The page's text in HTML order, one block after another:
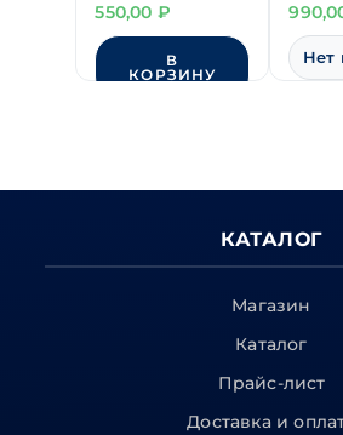
пласт. ручкой
"MATRIX"
550,00 ₽
В
КОРЗИНУ
Нет
КАТАЛОГ
Магазин
Каталог
Прайс-лист
Доставка и